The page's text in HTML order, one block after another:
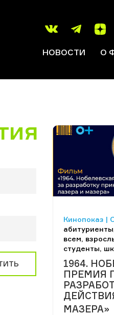
НОВОСТИ О
Кинопоказ |
всем,
студенты,
1964.
ПРЕМИЯ
МАЗЕРА»